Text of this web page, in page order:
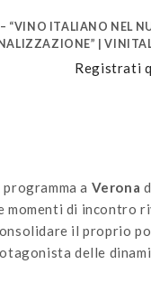
“VINO ITALIANO NEL
|
Registrati
programma a Verona
momenti di incontro
il proprio
delle